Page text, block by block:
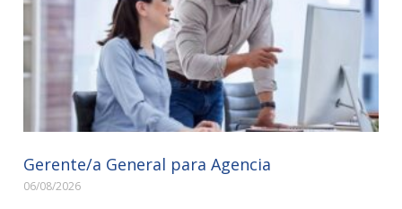
Gerente/a General para Agencia
06/08/2026